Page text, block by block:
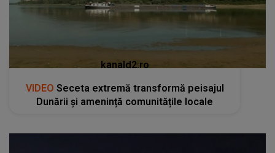
kanald2.ro
VIDEO Seceta extremă transformă peisajul
Dunării și amenință comunitățile locale